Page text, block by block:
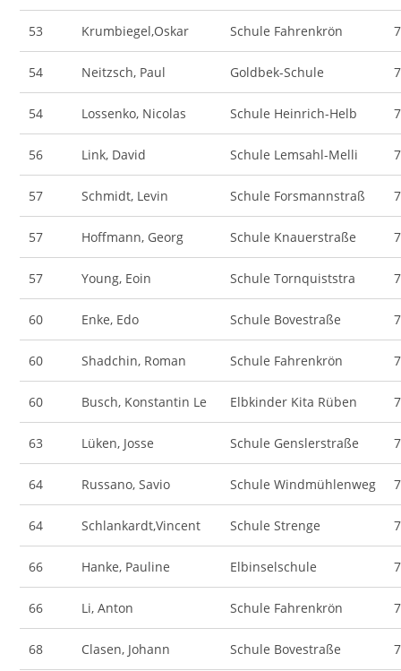
53 Krumbiegel,Oskar Schule Fahrenkrön 7
54 Neitzsch, Paul Goldbek-Schule 7
54 Lossenko, Nicolas Schule Heinrich-Helb 7
56 Link, David Schule Lemsahl-Melli 7
57 Schmidt, Levin Schule Forsmannstraß 7
57 Hoffmann, Georg Schule Knauerstraße 7
57 Young, Eoin Schule Tornquiststra 7
60 Enke, Edo Schule Bovestraße 7
60 Shadchin, Roman Schule Fahrenkrön 7
60 Busch, Konstantin Le Elbkinder Kita Rüben 7
63 Lüken, Josse Schule Genslerstraße 7
64 Russano, Savio Schule Windmühlenweg 7
64 Schlankardt,Vincent Schule Strenge 7
66 Hanke, Pauline Elbinselschule 7
66 Li, Anton Schule Fahrenkrön 7
68 Clasen, Johann Schule Bovestraße 7